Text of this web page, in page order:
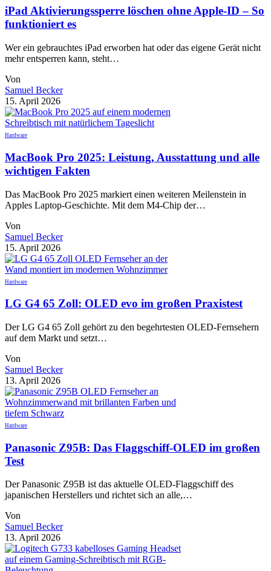
iPad Aktivierungssperre löschen ohne Apple-ID – So
funktioniert es
Wer ein gebrauchtes iPad erworben hat oder das eigene Gerät nicht
mehr entsperren kann, steht…
Von
Samuel Becker
15. April 2026
Hardware
MacBook Pro 2025: Leistung, Ausstattung und alle
wichtigen Fakten
Das MacBook Pro 2025 markiert einen weiteren Meilenstein in
Apples Laptop-Geschichte. Mit dem M4-Chip der…
Von
Samuel Becker
15. April 2026
Hardware
LG G4 65 Zoll: OLED evo im großen Praxistest
Der LG G4 65 Zoll gehört zu den begehrtesten OLED-Fernsehern
auf dem Markt und setzt…
Von
Samuel Becker
13. April 2026
Hardware
Panasonic Z95B: Das Flaggschiff-OLED im großen
Test
Der Panasonic Z95B ist das aktuelle OLED-Flaggschiff des
japanischen Herstellers und richtet sich an alle,…
Von
Samuel Becker
13. April 2026